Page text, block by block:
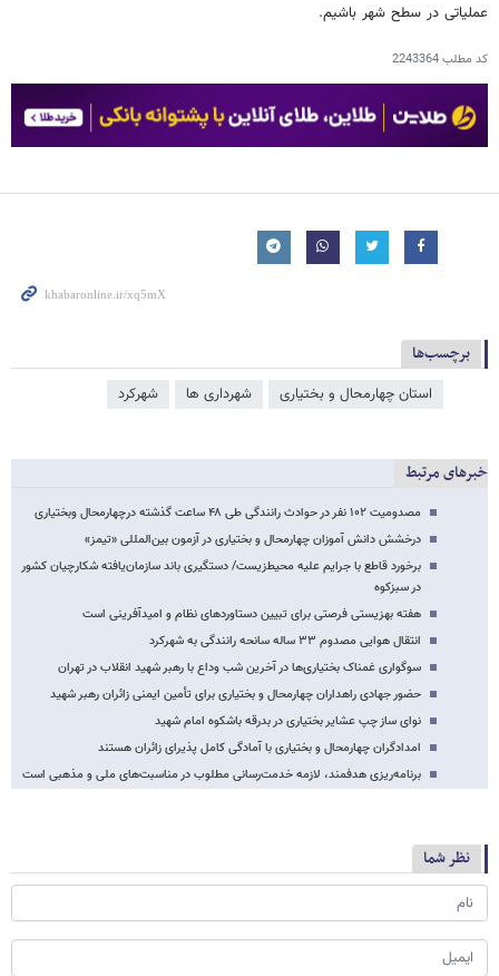
عملیاتی در سطح شهر باشیم.
کد مطلب2243364
برچسب‌ها
استان چهارمحال و بختیاری شهرداری ها شهرکرد
خبرهای مرتبط
مصدومیت ۱۰۲ نفر در حوادث رانندگی طی ۴۸ ساعت گذشته درچهارمحال وبختیاری
درخشش دانش آموزان چهارمحال و بختیاری در آزمون بین‌المللی «تیمز»
برخورد قاطع با جرایم علیه محیط‌زیست/ دستگیری باند سازمان‌یافته شکارچیان کشور
در سبزکوه
هفته بهزیستی فرصتی برای تبیین دستاوردهای نظام و امیدآفرینی است
انتقال هوایی مصدوم ۳۳ ساله سانحه رانندگی به شهرکرد
سوگواری غمناک بختیاری‌ها در آخرین شب وداع با رهبر شهید انقلاب در تهران
حضور جهادی راهداران چهارمحال و بختیاری برای تأمین ایمنی زائران رهبر شهید
نوای ساز چپ عشایر بختیاری در بدرقه باشکوه امام شهید
امدادگران چهارمحال و بختیاری با آمادگی کامل پذیرای زائران هستند
برنامه‌ریزی هدفمند، لازمه خدمت‌رسانی مطلوب در مناسبت‌های ملی و مذهبی است
نظر شما